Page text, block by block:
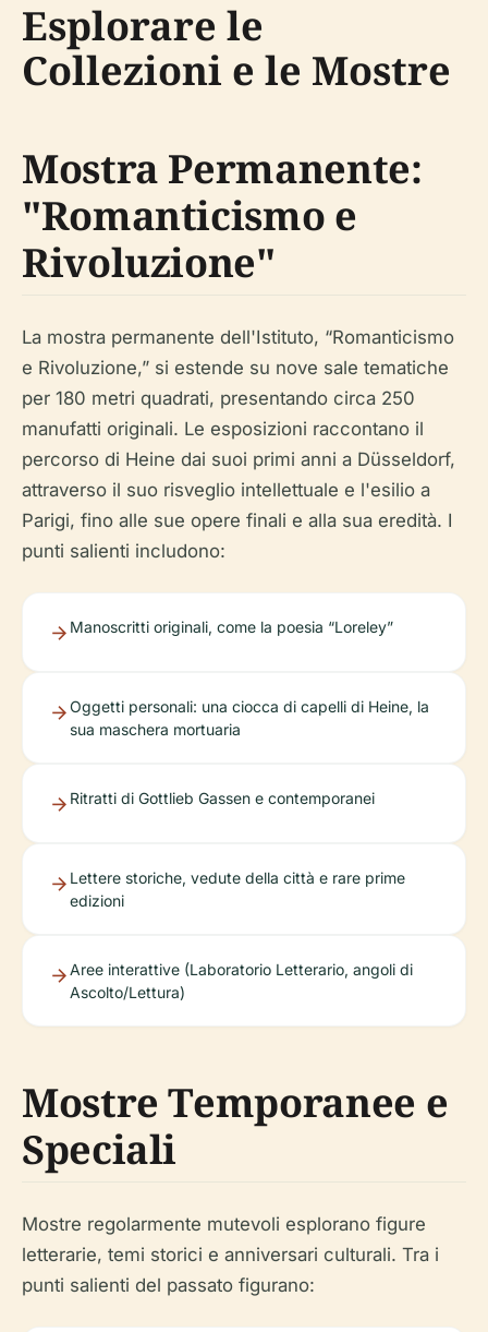
Esplorare le
Collezioni e le Mostre
Mostra Permanente:
"Romanticismo e
Rivoluzione"
La mostra permanente dell'Istituto, “Romanticismo
e Rivoluzione,” si estende su nove sale tematiche
per 180 metri quadrati, presentando circa 250
manufatti originali. Le esposizioni raccontano il
percorso di Heine dai suoi primi anni a Düsseldorf,
attraverso il suo risveglio intellettuale e l'esilio a
Parigi, fino alle sue opere finali e alla sua eredità. I
punti salienti includono:
Manoscritti originali, come la poesia “Loreley”
Oggetti personali: una ciocca di capelli di Heine, la
sua maschera mortuaria
Ritratti di Gottlieb Gassen e contemporanei
Lettere storiche, vedute della città e rare prime
edizioni
Aree interattive (Laboratorio Letterario, angoli di
Ascolto/Lettura)
Mostre Temporanee e
Speciali
Mostre regolarmente mutevoli esplorano figure
letterarie, temi storici e anniversari culturali. Tra i
punti salienti del passato figurano: